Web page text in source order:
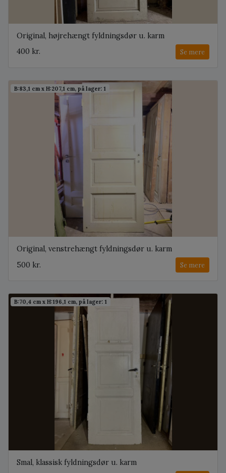
Original, højrehængt fyldningsdør u. karm
400 kr.
Se mere
B:83,1 cm x H:207,1 cm, på lager: 1
Original, venstrehængt fyldningsdør u. karm
500 kr.
Se mere
B:70,4 cm x H:196,1 cm, på lager: 1
Smal, klassisk fyldningsdør u. karm